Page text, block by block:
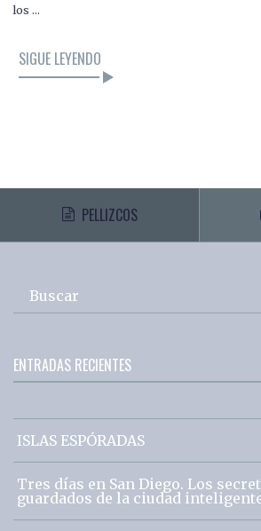
los …
SIGUE LEYENDO
PELLIZCOS
Buscar
ENTRADAS RECIENTES
ISLAS ESPÓRADAS
Tres días en San Diego. Los
guardados de la ciudad